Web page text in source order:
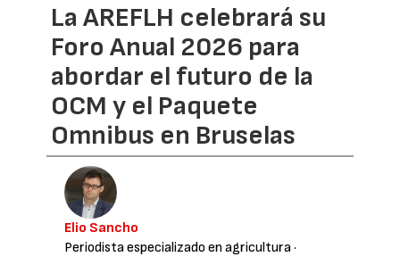
La AREFLH celebrará su
Foro Anual 2026 para
abordar el futuro de la
OCM y el Paquete
Omnibus en Bruselas
Elio Sancho
Periodista especializado en agricultura·